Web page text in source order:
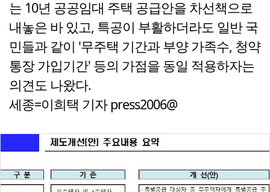
는 10년 공공임대 주택 공급안을 차선책으로
내놓은 바 있고, 특공이 부활하더라도 일반 국
민들과 같이 '무주택 기간과 부양 가족수, 청약
통장 가입기간' 등의 가점을 동일 적용하자는
의견도 나왔다.
세종=이희택 기자 press2006@